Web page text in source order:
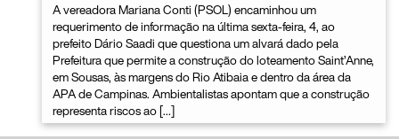
A vereadora Mariana Conti (PSOL) encaminhou um
requerimento de informação na última sexta-feira, 4, ao
prefeito Dário Saadi que questiona um alvará dado pela
Prefeitura que permite a construção do loteamento Saint’Anne,
em Sousas, às margens do Rio Atibaia e dentro da área da
APA de Campinas. Ambientalistas apontam que a construção
representa riscos ao […]